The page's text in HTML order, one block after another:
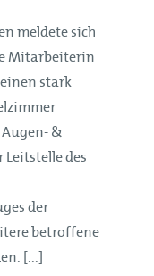
meldete sich
Mitarbeiterin
stark
&
des
der
betroffene
[...]